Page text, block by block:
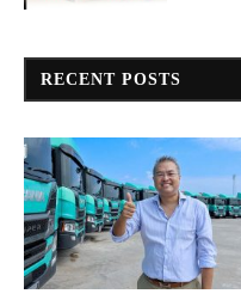
RECENT POSTS